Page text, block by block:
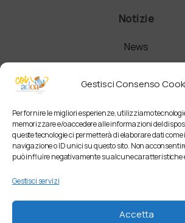
Gestisci Consenso
Per fornire le migliori esperienze, utilizziamo
memorizzare e/o accedere alle informazioni del
queste tecnologie ci permetterà di elaborare dati
navigazione o ID unici su questo sito. Non
può influire negativamente su alcune caratteristiche
Gestisci servizi
Accetta
Notizie
News